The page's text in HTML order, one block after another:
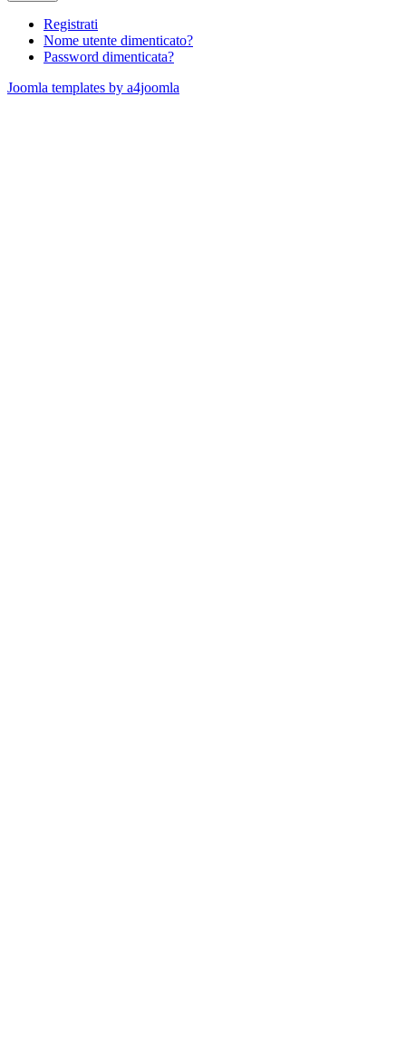
Registrati
Nome utente dimenticato?
Password dimenticata?
Joomla templates by a4joomla